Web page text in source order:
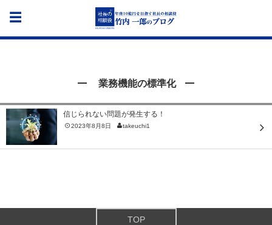
業務機能の標準化
信じられない問題が発生する！
2023年8月8日 takeuchi1
TOP